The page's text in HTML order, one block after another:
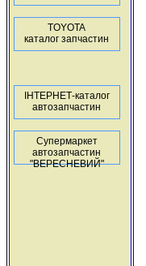
TOYOTA
каталог запчастин
ІНТЕРНЕТ-каталог
автозапчастин
Супермаркет
автозапчастин
"ВЕРЕСНЕВИЙ"